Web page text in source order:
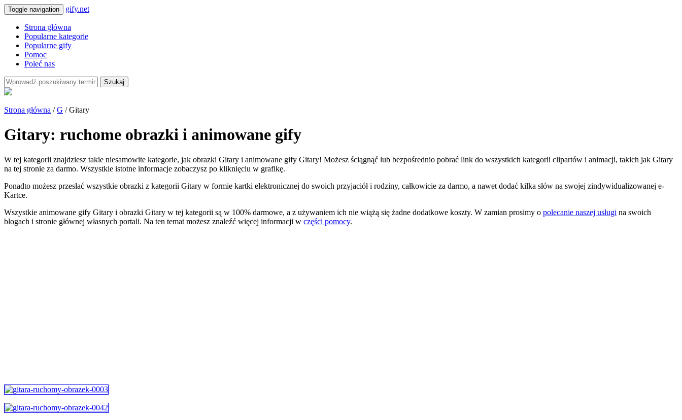
Toggle navigation gify.net
Strona główna
Popularne kategorie
Popularne gify
Pomoc
Poleć nas
Szukaj
Strona główna /G / Gitary
Gitary: ruchome obrazki i animowane gify
W tej kategorii znajdziesz takie niesamowite kategorie, jak obrazki Gitary i animowane gify Gitary! Możesz ściągnąć lub bezpośrednio pobrać link do wszystkich kategorii clipartów i animacji, takich jak Gitary
na tej stronie za darmo. Wszystkie istotne informacje zobaczysz po kliknięciu w grafikę.
Ponadto możesz przesłać wszystkie obrazki z kategorii Gitary w formie kartki elektronicznej do swoich przyjaciół i rodziny, całkowicie za darmo, a nawet dodać kilka słów na swojej zindywidualizowanej e-
Kartce.
Wszystkie animowane gify Gitary i obrazki Gitary w tej kategorii są w 100% darmowe, a z używaniem ich nie wiążą się żadne dodatkowe koszty. W zamian prosimy o polecanie naszej usługi na swoich
blogach i stronie głównej własnych portali. Na ten temat możesz znaleźć więcej informacji w części pomocy.